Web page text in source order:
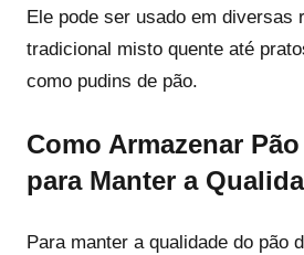
Ele pode ser usado em diversas
tradicional misto quente até
como pudins de pão.
Como Armazenar
para Manter a
Para manter a qualidade do pão